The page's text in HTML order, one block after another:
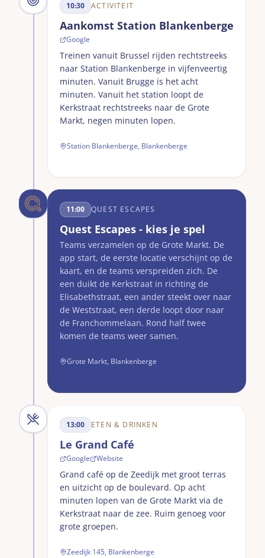
10:30 ACTIVITEIT
Aankomst Station Blankenberge
Google
Treinen vanuit Brussel rijden rechtstreeks
naar Station Blankenberge in vijfenveertig
minuten. Vanuit Brugge is het acht
minuten. Vanuit het station loopt de
Kerkstraat rechtstreeks naar de Grote
Markt, negen minuten lopen.
Station Blankenberge, Blankenberge
11:00 QUEST ESCAPES
Quest Escapes - kies je spel
Teams verzamelen op de Grote Markt. De
app start, de eerste locatie verschijnt op de
kaart, en de teams verspreiden zich. De
een duikt de Kerkstraat in richting de
Elisabethstraat, een ander steekt over naar
de Weststraat, een derde loopt door naar
de Franchommelaan. Rond half twee
komen de teams weer samen.
Grote Markt, Blankenberge
13:00 ETEN & DRINKEN
Le Grand Café
Google Website
Grand café op de Zeedijk met groot terras
en uitzicht op de boulevard. Op acht
minuten lopen van de Grote Markt via de
Kerkstraat naar de zee. Ruim genoeg voor
grote groepen.
Zeedijk 145, Blankenberge